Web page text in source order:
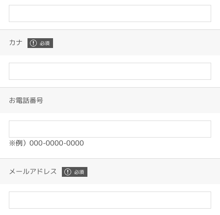
カナ
お電話番号
※例）000-0000-0000
メールアドレス